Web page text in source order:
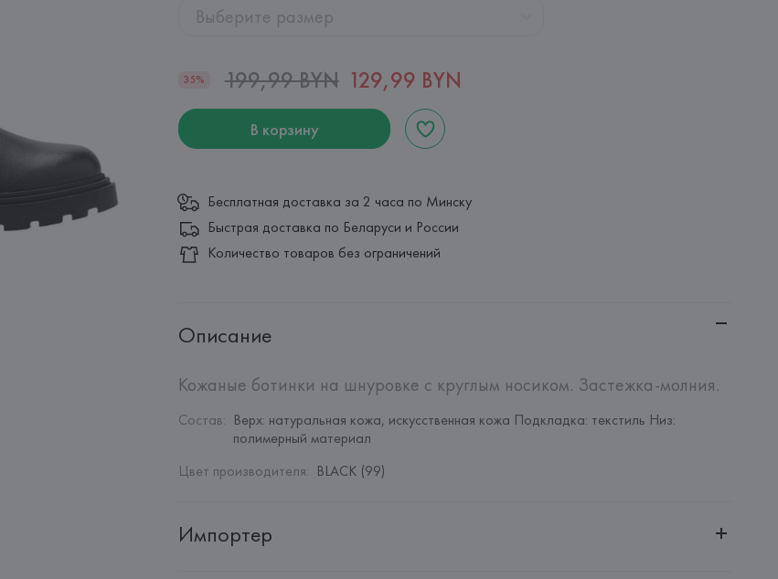
Выберите размер
35% 199,99 BYN 129,99 BYN
В корзину
Бесплатная доставка за 2 часа по Минску
Быстрая доставка по Беларуси и России
Количество товаров без ограничений
Описание
Кожаные ботинки на шнуровке с круглым носиком. Застежка-молния.
Состав: Верх: натуральная кожа, искусственная кожа Подкладка: текстиль Низ:
полимерный материал
Цвет производителя: BLACK (99)
Импортер